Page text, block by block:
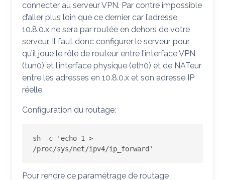
connecter au serveur VPN. Par contre impossible
d’aller plus loin que ce dernier car l’adresse
10.8.0.x ne sera par routée en dehors de votre
serveur. Il faut donc configurer le serveur pour
qu’il joue le rôle de routeur entre l’interface VPN
(tun0) et l’interface physique (eth0) et de NATeur
entre les adresses en 10.8.0.x et son adresse IP
réelle.
Configuration du routage:
sh -c 'echo 1 >
/proc/sys/net/ipv4/ip_forward'
Pour rendre ce paramètrage de routage